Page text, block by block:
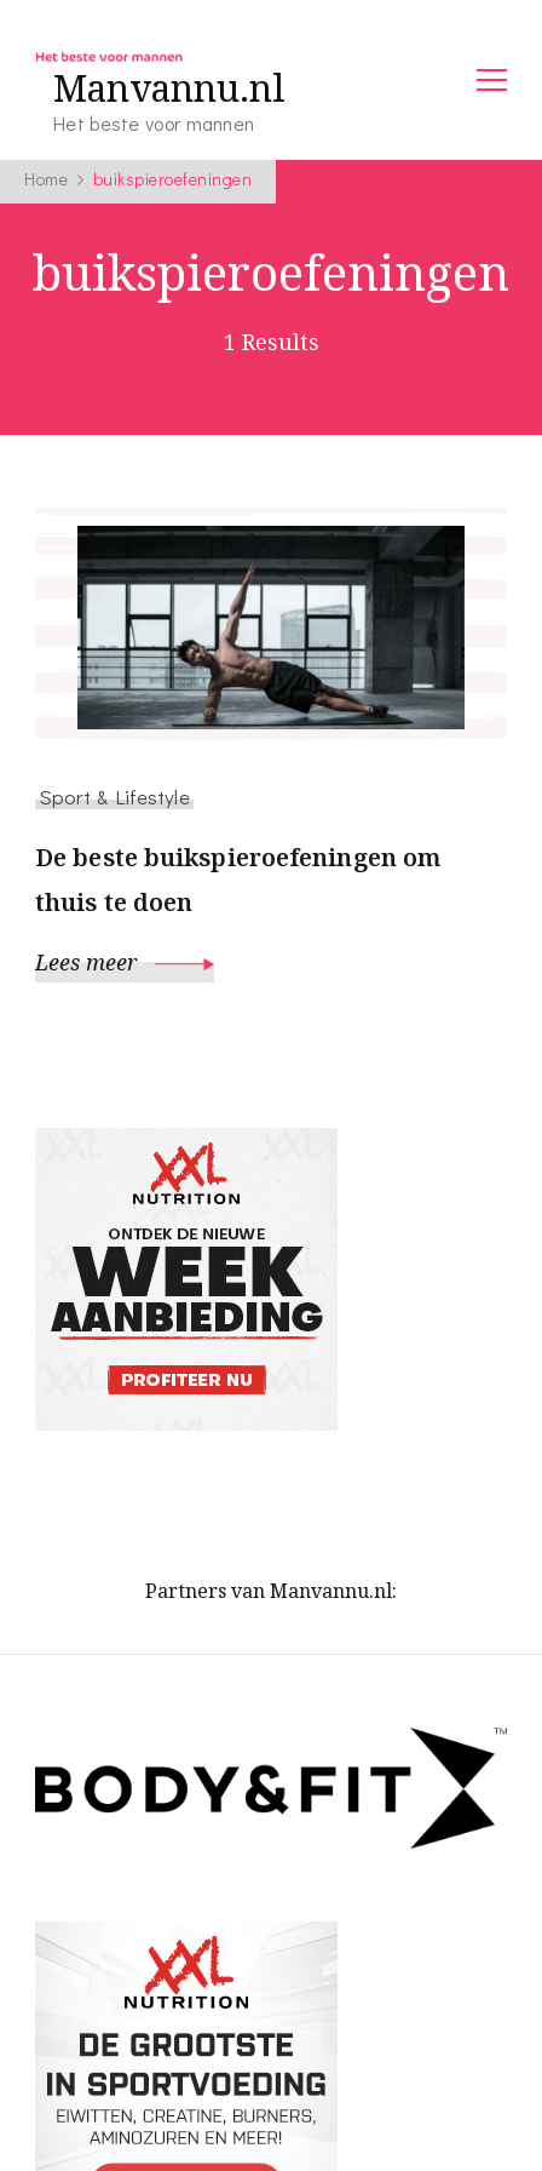
Manvannu.nl
Het beste voor mannen
Home buikspieroefeningen
buikspieroefeningen
1 Results
Sport & Lifestyle
De beste buikspieroefeningen om
thuis te doen
Lees meer
Partners van Manvannu.nl: